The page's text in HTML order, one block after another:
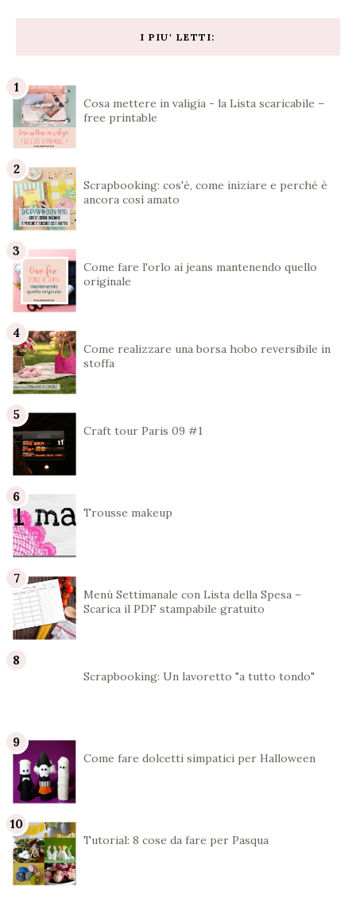
I PIU' LETTI:
Cosa mettere in valigia - la Lista scaricabile –
free printable
Scrapbooking: cos'è, come iniziare e perché è
ancora così amato
Come fare l'orlo ai jeans mantenendo quello
originale
Come realizzare una borsa hobo reversibile in
stoffa
Craft tour Paris 09 #1
Trousse makeup
Menù Settimanale con Lista della Spesa –
Scarica il PDF stampabile gratuito
Scrapbooking: Un lavoretto "a tutto tondo"
Come fare dolcetti simpatici per Halloween
Tutorial: 8 cose da fare per Pasqua